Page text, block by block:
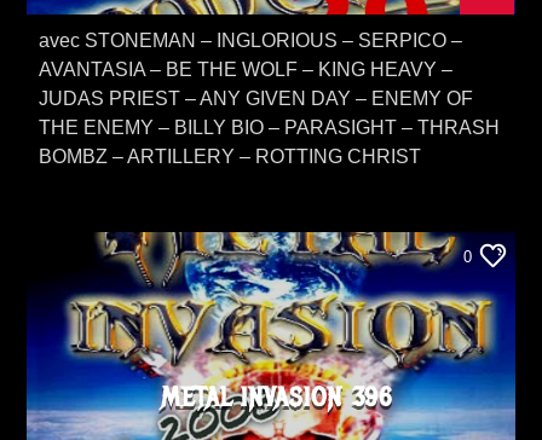
avec STONEMAN – INGLORIOUS – SERPICO –
AVANTASIA – BE THE WOLF – KING HEAVY –
JUDAS PRIEST – ANY GIVEN DAY – ENEMY OF
THE ENEMY – BILLY BIO – PARASIGHT – THRASH
BOMBZ – ARTILLERY – ROTTING CHRIST
0
METAL INVASION 396